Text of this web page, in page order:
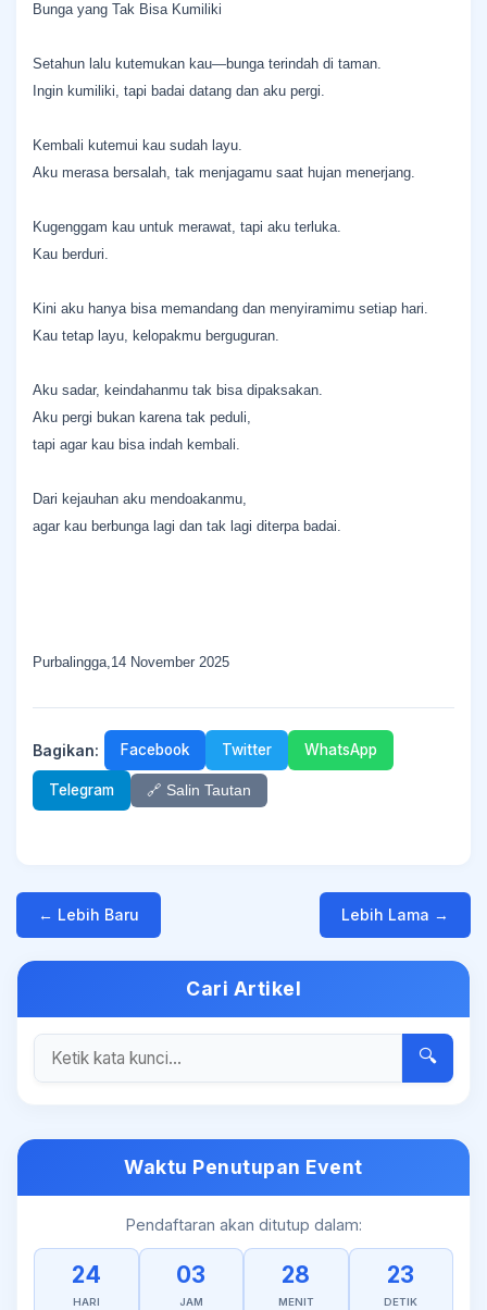
Bunga yang Tak Bisa Kumiliki
Setahun lalu kutemukan kau—bunga terindah di taman.
Ingin kumiliki, tapi badai datang dan aku pergi.
Kembali kutemui kau sudah layu.
Aku merasa bersalah, tak menjagamu saat hujan menerjang.
Kugenggam kau untuk merawat, tapi aku terluka.
Kau berduri.
Kini aku hanya bisa memandang dan menyiramimu setiap hari.
Kau tetap layu, kelopakmu berguguran.
Aku sadar, keindahanmu tak bisa dipaksakan.
Aku pergi bukan karena tak peduli,
tapi agar kau bisa indah kembali.
Dari kejauhan aku mendoakanmu,
agar kau berbunga lagi dan tak lagi diterpa badai.
Purbalingga,14 November 2025
Bagikan: Facebook Twitter WhatsApp
Telegram 🔗 Salin Tautan
← Lebih Baru Lebih Lama →
Cari Artikel
🔍
Waktu Penutupan Event
Pendaftaran akan ditutup dalam:
24
HARI
03
JAM
28
MENIT
23
DETIK